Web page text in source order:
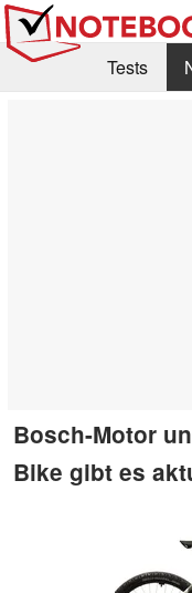
Tests
Bosch-Motor
Bike gibt es